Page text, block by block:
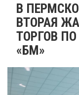
В
ВТОРАЯ
ТОРГОВ
«БМ»